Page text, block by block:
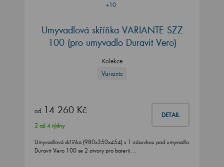
+10
Umyvadlová skříňka VARIANTE SZZ
100 (pro umyvadlo Duravit Vero)
Kolekce
Variante
od 14 260 Kč DETAIL
2 až 4 týdny
Umyvadlová skříňka (980x350x454) s 1 zásuvkou pod umyvadlo
Duravit Vero 100 se 2 otvory pro baterii…